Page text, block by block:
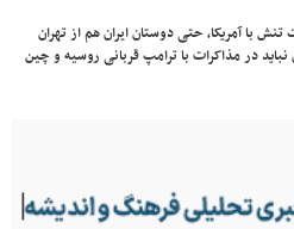
با آمریکا، حتی دوستان ایران هم از تهران
نباید در مذاکرات با ترامپ قربانی روسیه و چین